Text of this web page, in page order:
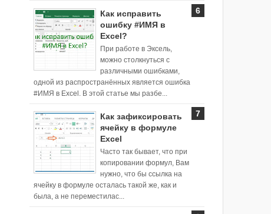
Как исправить
ошибку #ИМЯ в
Excel?
При работе в Эксель,
можно столкнуться с
различными ошибками,
одной из распространённых является ошибка
#ИМЯ в Excel. В этой статье мы разбе...
Как зафиксировать
ячейку в формуле
Excel
Часто так бывает, что при
копировании формул, Вам
нужно, что бы ссылка на
ячейку в формуле осталась такой же, как и
была, а не переместилас...